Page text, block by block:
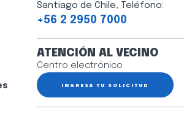
Santiago de Chile, Teléfono:
+56 2 2950 7000
ATENCIÓN AL VECINO
Centro electrónico
INGRESA TU SOLICITUD